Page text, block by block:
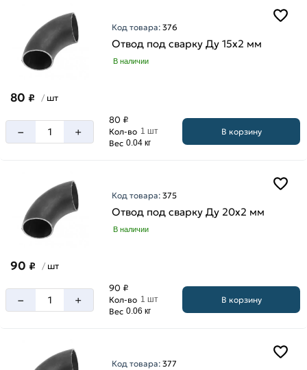
250
мм
40
мм
80
мм
Толщина
стенки
мм
3.5
мм
4
мм
мм
6
Код товара:376
Отвод под сварку Ду 15х2 мм
В наличии
80 ₽ / шт
– +
80 ₽
Кол-во 1 шт
Вес 0.04 кг
В корзину
Код товара:375
Отвод под сварку Ду 20х2 мм
В наличии
90 ₽ / шт
– +
90 ₽
Кол-во 1 шт
Вес 0.06 кг
В корзину
Код товара:377